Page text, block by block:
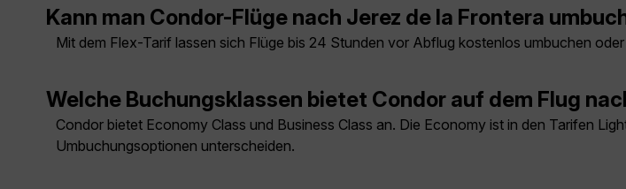
Kann man Condor-Flüge nach Jerez de la Frontera
Mit dem Flex-Tarif lassen sich Flüge bis 24 Stunden vor Abflug kostenlos umbuchen
Welche Buchungsklassen bietet Condor auf dem Flug
Condor bietet Economy Class und Business Class an. Die Economy ist in den Tarifen
Umbuchungsoptionen unterscheiden.